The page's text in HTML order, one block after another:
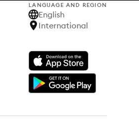
LANGUAGE AND REGION
English
International